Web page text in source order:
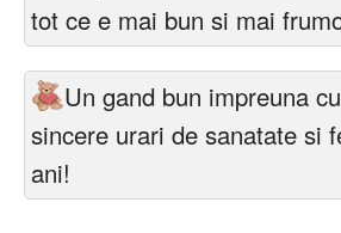
tot ce e mai bun si mai
Un gand bun impreuna
sincere urari de sanatate si
ani!